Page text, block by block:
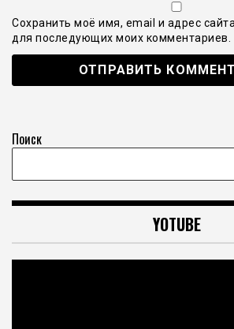
Сохранить моё имя, email и адрес
для последующих моих комментариев.
Поиск
YOTUBE